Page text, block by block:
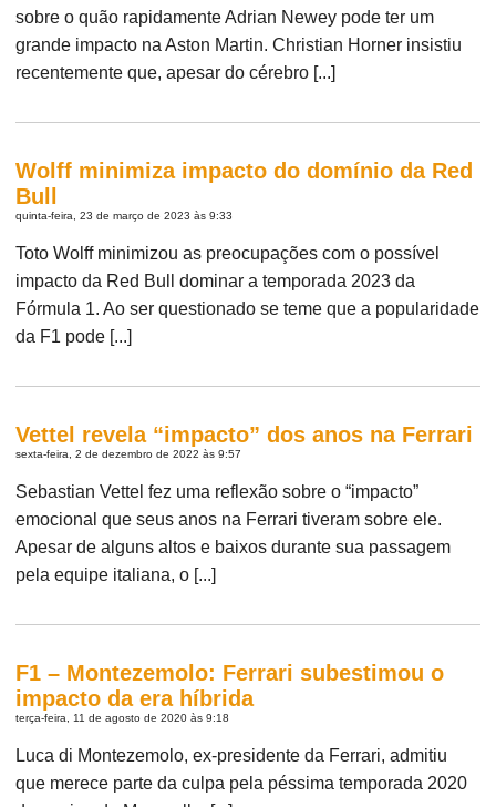
sobre o quão rapidamente Adrian Newey pode ter um
grande impacto na Aston Martin. Christian Horner insistiu
recentemente que, apesar do cérebro [...]
Wolff minimiza impacto do domínio da Red
Bull
quinta-feira, 23 de março de 2023 às 9:33
Toto Wolff minimizou as preocupações com o possível
impacto da Red Bull dominar a temporada 2023 da
Fórmula 1. Ao ser questionado se teme que a popularidade
da F1 pode [...]
Vettel revela “impacto” dos anos na Ferrari
sexta-feira, 2 de dezembro de 2022 às 9:57
Sebastian Vettel fez uma reflexão sobre o “impacto”
emocional que seus anos na Ferrari tiveram sobre ele.
Apesar de alguns altos e baixos durante sua passagem
pela equipe italiana, o [...]
F1 – Montezemolo: Ferrari subestimou o
impacto da era híbrida
terça-feira, 11 de agosto de 2020 às 9:18
Luca di Montezemolo, ex-presidente da Ferrari, admitiu
que merece parte da culpa pela péssima temporada 2020